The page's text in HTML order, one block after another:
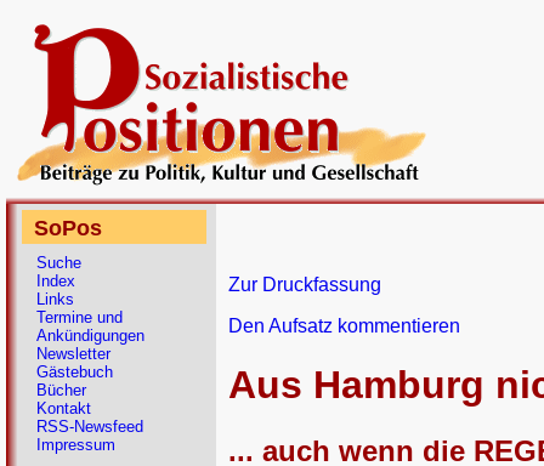
Zur Druckfassung
Den Aufsatz kommentieren
Aus Hamburg
... auch wenn die
SoPos
Suche
Index
Links
Termine und
Ankündigungen
Newsletter
Gästebuch
Bücher
Kontakt
RSS-Newsfeed
Impressum